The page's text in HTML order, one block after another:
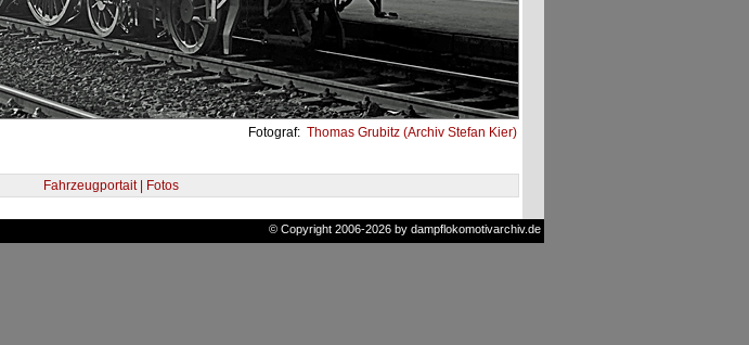
Fotograf: Thomas Grubitz (Archiv Stefan Kier)
Fahrzeugportait | Fotos
© Copyright 2006-2026 by dampflokomotivarchiv.de